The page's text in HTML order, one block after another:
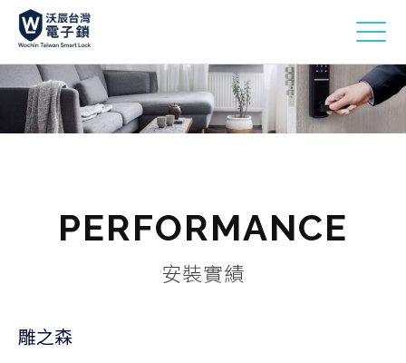
PERFORMANCE
安裝實績
雕之森